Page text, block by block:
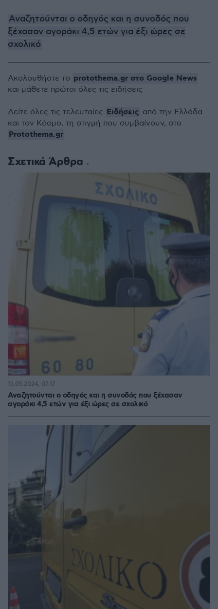
Αναζητούνται ο οδηγός και η συνοδός που
ξέχασαν αγοράκι 4,5 ετών για έξι ώρες σε
σχολικό
Σχετικά Άρθρα
Αναζητούνται ο οδηγός και η συνοδός που ξέχασαν
αγοράκι 4,5 ετών για έξι ώρες σε σχολικό
15.05.2024, 07:17
Ακολουθήστε το protothema.gr στο Google News
και μάθετε πρώτοι όλες τις ειδήσεις
Δείτε όλες τις τελευταίες Ειδήσεις από την Ελλάδα
και τον Κόσμο, τη στιγμή που συμβαίνουν, στο
Protothema.gr